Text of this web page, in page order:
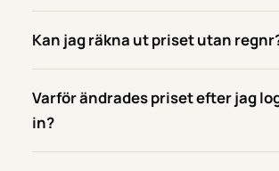
Kan jag räkna ut priset utan
Varför ändrades priset efter jag
in?